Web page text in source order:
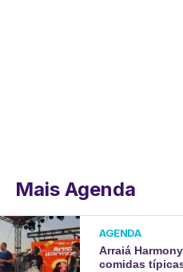
Mais Agenda
AGENDA
Arraiá
comidas